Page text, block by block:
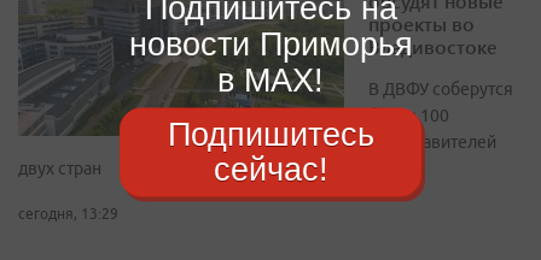
проекты во
Владивостоке
В ДВФУ соберутся
более 100
представителей
двух стран
сегодня, 13:29
Подпишитесь на
новости Приморья
в MAX!
Подпишитесь
сейчас!